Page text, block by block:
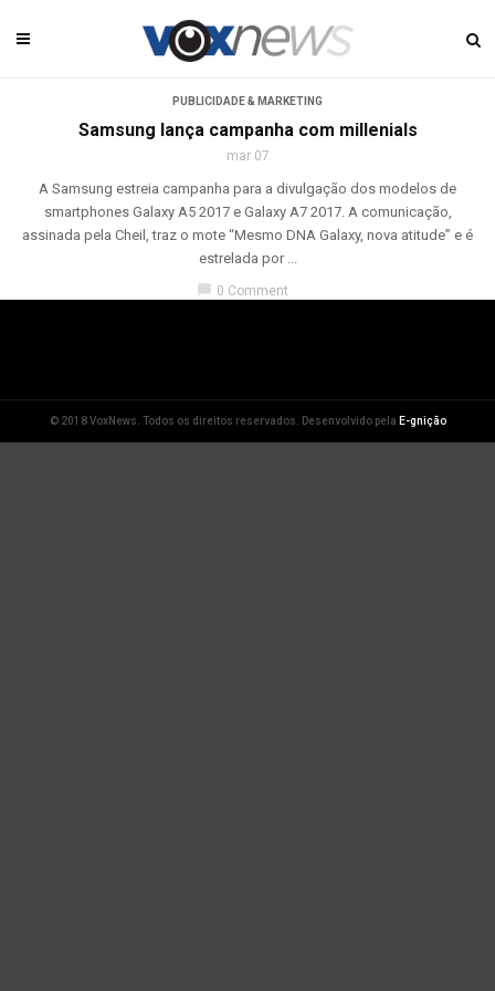
PUBLICIDADE & MARKETING
Samsung lança campanha com millenials
mar 07
A Samsung estreia campanha para a divulgação dos modelos de
smartphones Galaxy A5 2017 e Galaxy A7 2017. A comunicação,
assinada pela Cheil, traz o mote “Mesmo DNA Galaxy, nova atitude” e é
estrelada por ...
chat_bubble 0 Comment
© 2018 VoxNews. Todos os direitos reservados. Desenvolvido pela E-gnição